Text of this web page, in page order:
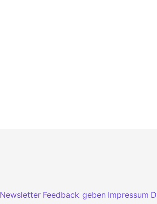
Newsletter Feedback geben Impressum